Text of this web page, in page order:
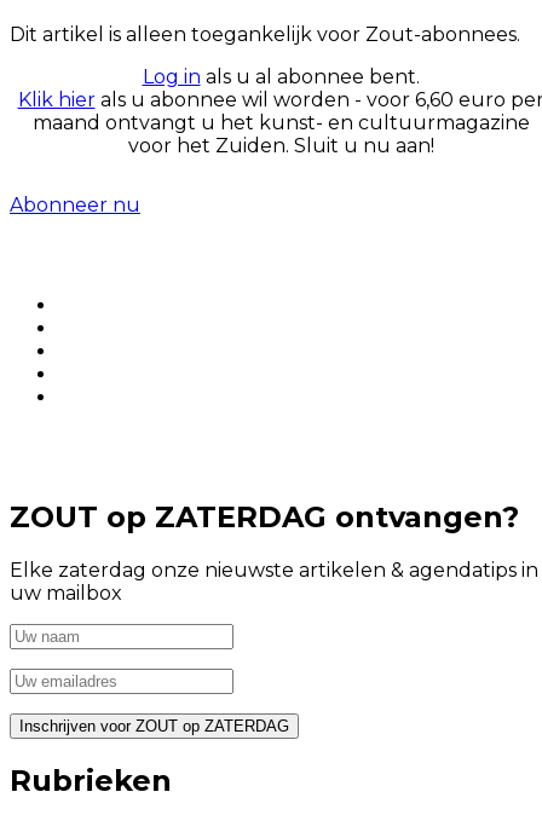
Dit artikel is alleen toegankelijk voor Zout-abonnees.
Log in als u al abonnee bent.
Klik hierals u abonnee wil worden - voor 6,60 euro
maand ontvangt u het kunst- en cultuurmagazine
voor het Zuiden. Sluit u nu aan!
Abonneer nu
ZOUT op ZATERDAG ontvangen?
Elke zaterdag onze nieuwste artikelen & agendatips in
uw mailbox
Rubrieken